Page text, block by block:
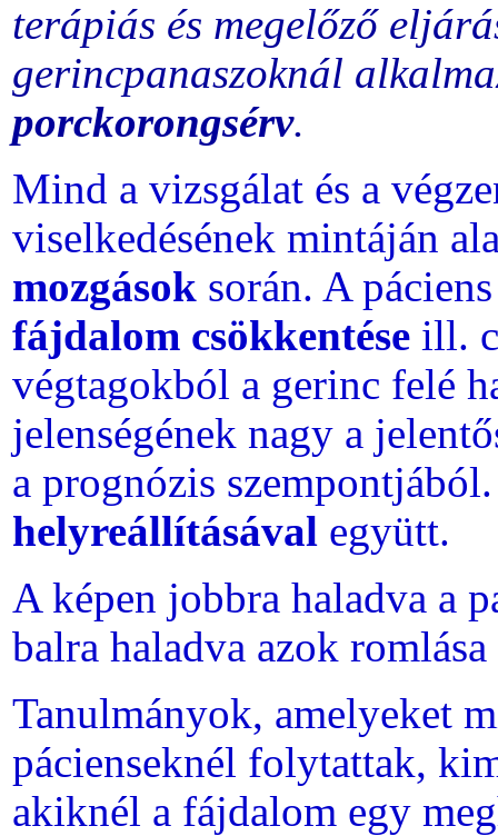
terápiás és megelőző
gerincpanaszoknál
porckorongsérv.
Mind a vizsgálat és a
viselkedésének mintáján
mozgások során. A
fájdalom csökkentése ill.
végtagokból a gerinc felé
jelenségének nagy a
a prognózis
helyreállításával együtt.
A képen jobbra haladva a
balra haladva azok
Tanulmányok, amelyeket
pácienseknél folytattak,
akiknél a fájdalom egy